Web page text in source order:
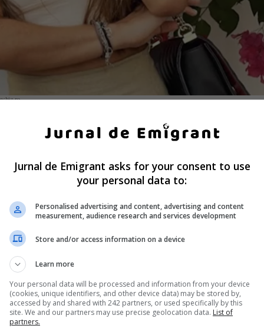
România pentru a finaliza lucrările de construcție ale
puternic de gaze răspândit pe casa scării.
la fața locului și au evacuat de urgență aproximativ 20 de
unei explozii.
prea târziu. Cei trei au fost găsiți fără suflare, valorile
A murit copilul, au murit și părinții,” a declarat unul
Jurnal de Emigrant asks for your consent to use
your personal data to:
Personalised advertising and content, advertising and content
measurement, audience research and services development
Store and/or access information on a device
Learn more
Your personal data will be processed and information from your device
(cookies, unique identifiers, and other device data) may be stored by,
accessed by and shared with 242 partners, or used specifically by this
site. We and our partners may use precise geolocation data. List of
partners.